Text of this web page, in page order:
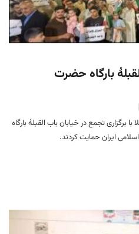
بارگاه حضرت
برگزاری تجمع در خیابان باب القبلهٔ بارگاه
ایران حمایت کردند.